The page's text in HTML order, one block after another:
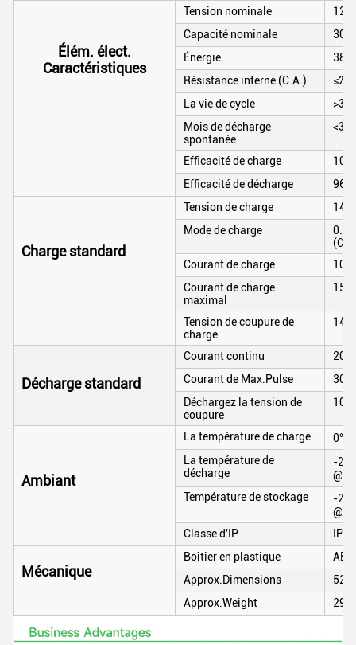
Élém. élect.
Caractéristiques
Tension nominale
Capacité nominale
Énergie
Résistance interne (C.A.)
La vie de cycle
Mois de décharge
spontanée
<3>
Efficacité de charge
Efficacité de décharge
Charge standard
Tension de charge
Mode de charge
Courant de charge
Courant de charge
maximal
Tension de coupure de
charge
Décharge standard
Courant continu
Courant de Max.Pulse
Déchargez la tension de
coupure
10V
Ambiant
La température de charge
0℃
La température de
décharge
-
Température de stockage
-
Classe d'IP
IP65
Mécanique
Boîtier en plastique
Approx.Dimensions
Approx.Weight